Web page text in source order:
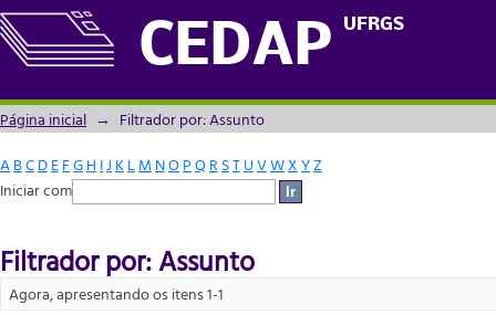
CEDAP UFRGS
Filtrador por: Assunto
Página inicial → Filtrador por: Assunto
ABCDEFGH IJ KLM NOPQRSTUVWXYZ
Iniciar com
Filtrador por: Assunto
Agora, apresentando os itens 1-1